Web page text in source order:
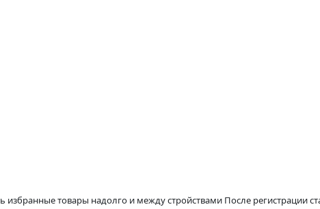
избранные товары надолго и между стройствами После регистрации